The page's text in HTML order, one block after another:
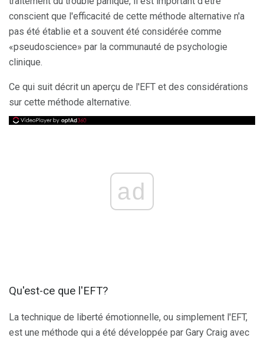
conscient que l'efficacité de cette méthode alternative n'a
pas été établie et a souvent été considérée comme
«pseudoscience» par la communauté de psychologie
clinique.
Ce qui suit décrit un aperçu de l'EFT et des considérations
sur cette méthode alternative.
ad
Qu'est-ce que l'EFT?
La technique de liberté émotionnelle, ou simplement l'EFT,
est une méthode qui a été développée par Gary Craig avec